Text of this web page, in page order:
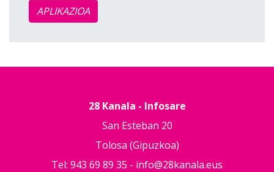
APLIKAZIOA
28 Kanala - Infosare
San Esteban 20
Tolosa (Gipuzkoa)
Tel: 943 69 89 35 - info@28kanala.eus